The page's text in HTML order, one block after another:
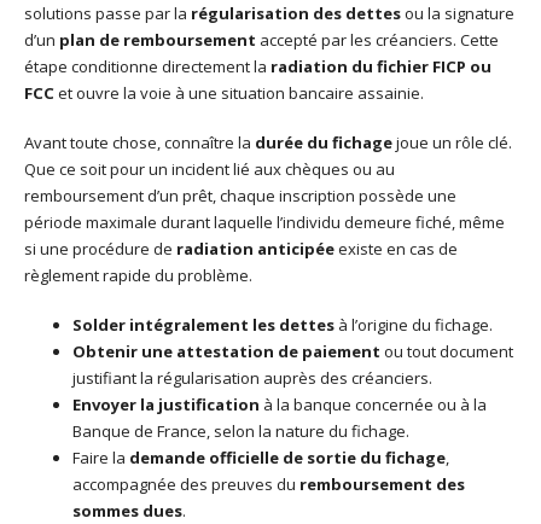
solutions passe par la régularisation des dettesou la signature
d’un plan de remboursement accepté par les créanciers. Cette
étape conditionne directement la radiation du fichier FICP ou
FCCet ouvre la voie à une situation bancaire assainie.
Avant toute chose, connaître la durée du fichagejoue un rôle clé.
Que ce soit pour un incident lié aux chèques ou au
remboursement d’un prêt, chaque inscription possède une
période maximale durant laquelle l’individu demeure fiché, même
si une procédure de radiation anticipéeexiste en cas de
règlement rapide du problème.
Solder intégralement les dettes à l’origine du fichage.
Obtenir une attestation de paiement ou tout document
justifiant la régularisation auprès des créanciers.
Envoyer la justification à la banque concernée ou à la
Banque de France, selon la nature du fichage.
Faire la demande officielle de sortie du fichage,
accompagnée des preuves du remboursement des
sommes dues.